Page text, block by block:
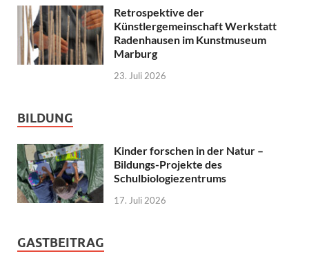
Retrospektive der
Künstlergemeinschaft Werkstatt
Radenhausen im Kunstmuseum
Marburg
23. Juli 2026
BILDUNG
Kinder forschen in der Natur –
Bildungs-Projekte des
Schulbiologiezentrums
17. Juli 2026
GASTBEITRAG